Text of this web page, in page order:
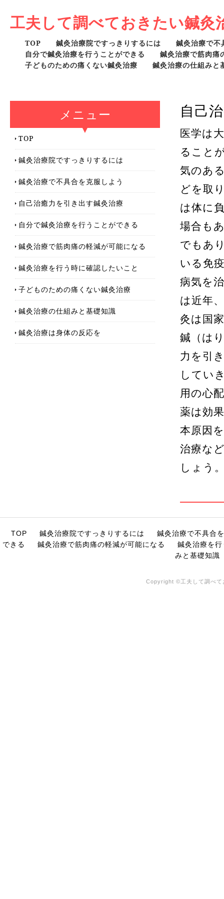
工夫して調べておきたい鍼灸
TOP 鍼灸治療院ですっきりするには
鍼灸治療で不
自分で鍼灸治療を行うことができる
鍼灸治療で筋肉痛
子どものための痛くない鍼灸治療
鍼灸治療の仕組みと
自己
医学は
ること
気のあ
どを取
は体に
場合も
でもあ
いる免
病気を
は近年
灸は国
鍼（は
力を引
してい
用の心
薬は効
本原因
治療な
しょう
メニュー
TOP
鍼灸治療院ですっきりするには
鍼灸治療で不具合を克服しよう
自己治癒力を引き出す鍼灸治療
自分で鍼灸治療を行うことができる
鍼灸治療で筋肉痛の軽減が可能になる
鍼灸治療を行う時に確認したいこと
子どものための痛くない鍼灸治療
鍼灸治療の仕組みと基礎知識
鍼灸治療は身体の反応を
TOP 鍼灸治療院ですっきりするには
鍼灸治療で不具合
できる
鍼灸治療で筋肉痛の軽減が可能になる
鍼灸治療を
みと基礎知識
Copyright ©工夫して調べ